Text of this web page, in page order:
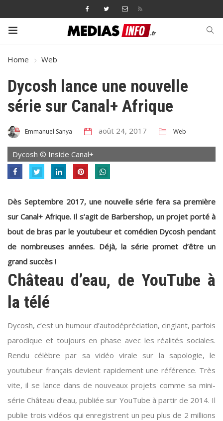
Home Web
Dycosh lance une nouvelle
série sur Canal+ Afrique
Emmanuel Sanya août 24, 2017 Web
Dycosh © Inside Canal+
Dès Septembre 2017, une nouvelle série fera sa première
sur Canal+ Afrique. Il s’agit de Barbershop, un projet porté à
bout de bras par le youtubeur et comédien Dycosh pendant
de nombreuses années. Déjà, la série promet d’être un
grand succès !
Château d’eau, de YouTube à
la télé
Dycosh, c’est un humour d’autodépréciation, cinglant, parfois
parodique et toujours en phase avec les réalités sociales.
Rendu célèbre par sa vidéo virale sur la sapologie, le
youtubeur français devient rapidement une référence. Très
vite, il se lance dans de nouveaux projets comme sa mini-
série Château d’eau, publiée sur YouTube à partir de 2014. Il
publie trois vidéos qui enregistrent un peu plus de 2 millions